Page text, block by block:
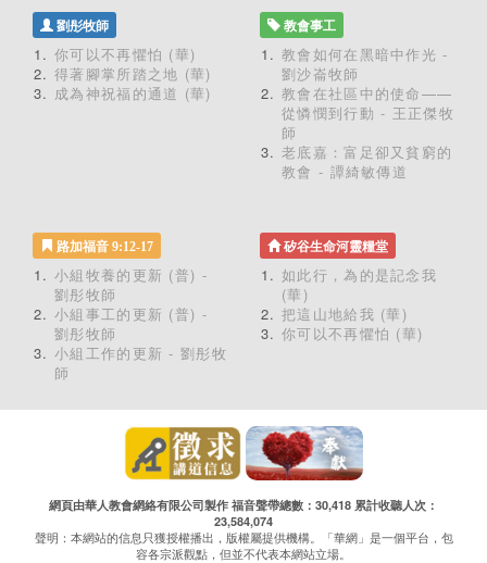
劉彤牧師
你可以不再懼怕 (華)
得著腳掌所踏之地 (華)
成為神祝福的通道 (華)
教會事工
教會如何在黑暗中作光 -
劉沙崙牧師
教會在社區中的使命——
從憐憫到行動 - 王正傑牧
師
老底嘉：富足卻又貧窮的
教會 - 譚綺敏傳道
路加福音 9:12-17
小組牧養的更新 (普) -
劉彤牧師
小組事工的更新 (普) -
劉彤牧師
小組工作的更新 - 劉彤牧
師
矽谷生命河靈糧堂
如此行，為的是記念我
(華)
把這山地給我 (華)
你可以不再懼怕 (華)
網頁由華人教會網絡有限公司製作 福音聲帶總數：30,418 累計收聽人次：
23,584,074
聲明：本網站的信息只獲授權播出，版權屬提供機構。「華網」是一個平台，包
容各宗派觀點，但並不代表本網站立場。